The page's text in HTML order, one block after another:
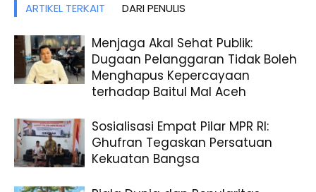
ARTIKEL TERKAIT DARI PENULIS
Menjaga Akal Sehat Publik:
Dugaan Pelanggaran Tidak Boleh
Menghapus Kepercayaan
terhadap Baitul Mal Aceh
Sosialisasi Empat Pilar MPR RI:
Ghufran Tegaskan Persatuan
Kekuatan Bangsa